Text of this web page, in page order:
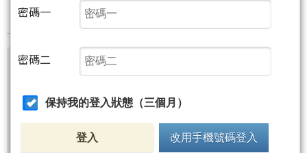
尚有239字元(含語法)未完
非會員請先 註冊 20 點
密碼一
密碼二
保持我的登入狀態（三個月）
登入 改用手機號碼登入